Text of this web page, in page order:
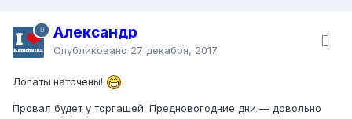
дорожно-транспортных происшествий, затруднение
движения автотранспорта, повышается вероятность
неблагоприятные погодные условия могут привести к
жизнеобеспечения населения.
Александр
Опубликовано 27 декабря, 2017
Лопаты наточены!
Провал будет у торгашей. Предновогодние дни — довольно